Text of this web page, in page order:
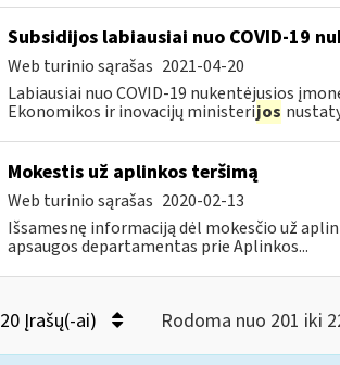
Subsidijos labiausiai nuo COVID-19
Web turinio sąrašas 2021-04-20
Labiausiai nuo COVID-19 nukentėjusios
Ekonomikos ir inovacijų ministerijos
Mokestis už aplinkos teršimą
Web turinio sąrašas 2020-02-13
Išsamesnę informaciją dėl mokesčio už
apsaugos departamentas prie Aplinkos...
20 Įrašų(-ai) Rodoma nuo 201 iki